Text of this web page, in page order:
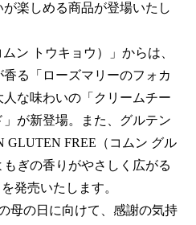
楽しめる商品が登場いたし
ン トウキョウ）」からは、
る「ローズマリーのフォカ
な味わいの「クリームチー
が新登場。また、グルテン
GLUTEN FREE（コムン グル
ぎの香りがやさしく広がる
発売いたします。
母の日に向けて、感謝の気持